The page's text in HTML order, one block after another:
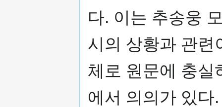
다. 이는 추송웅
시의 상황과 관련
체로 원문에 충실
에서 의의가 있다.